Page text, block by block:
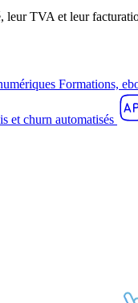
TVA et leur
Formations,
et churn automatisés